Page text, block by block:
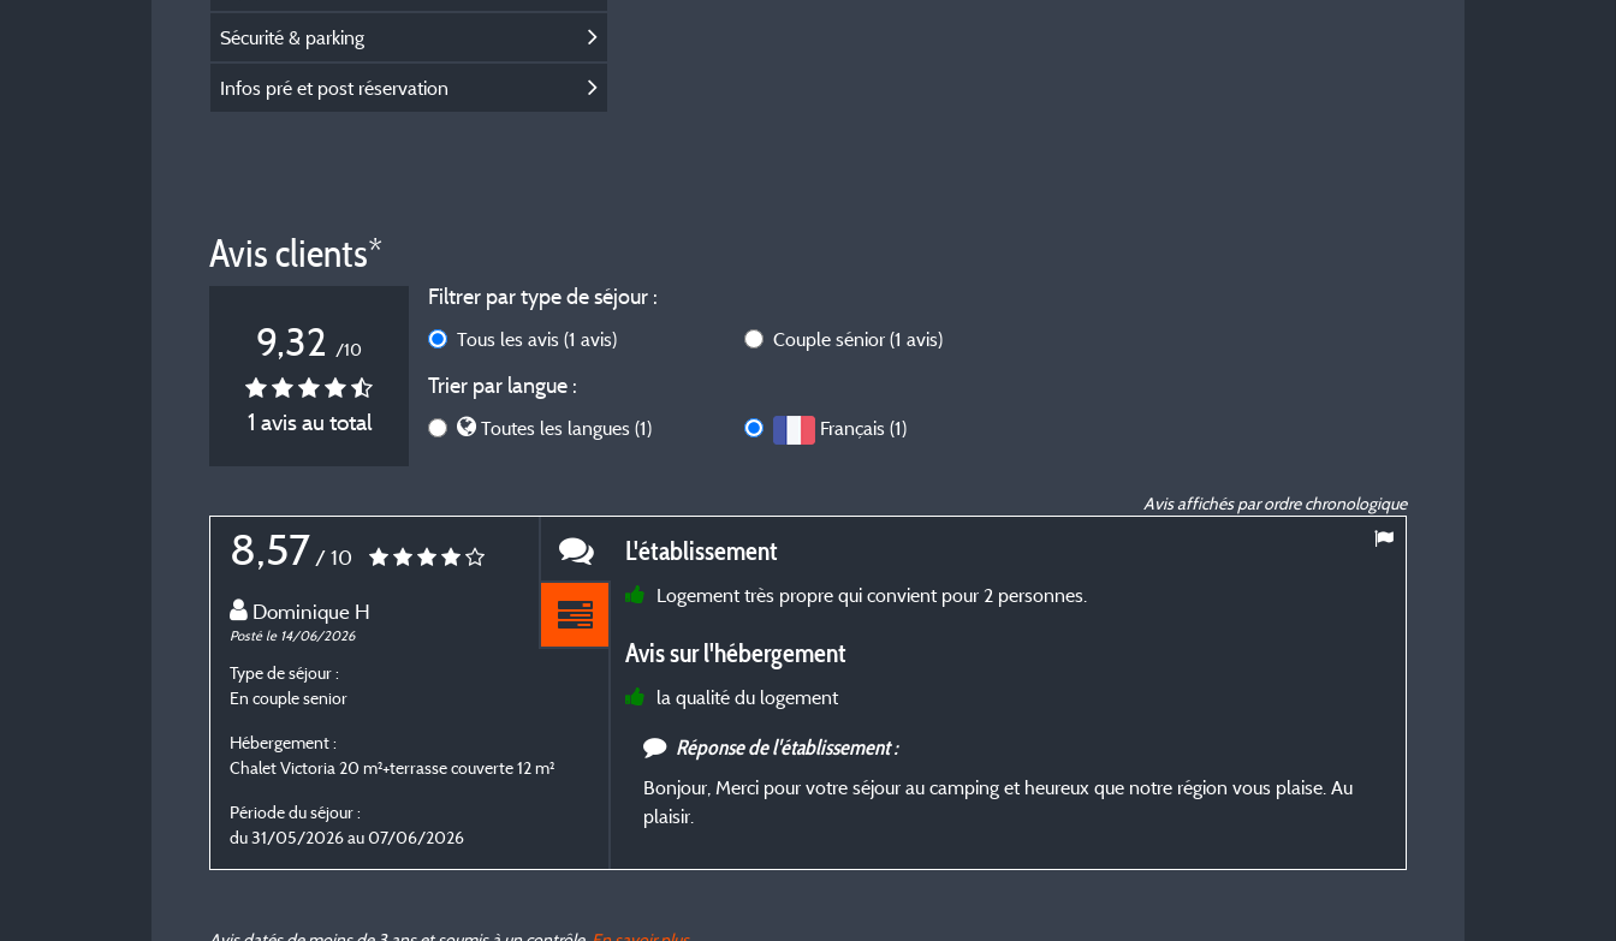
Sécurité & parking
Infos pré et post réservation
Avis clients*
9,32 /10
1 avis au total
Filtrer par type de séjour :
Tous les avis (1 avis) Couple sénior(1 avis)
Trier par langue :
Toutes les langues (1) Français (1)
Avis affichés par ordre chronologique
8,57 / 10
Dominique H
Posté le 14/06/2026
Type de séjour :
En couple senior
Hébergement :
Chalet Victoria 20 m²+terrasse couverte 12 m²
Période du séjour :
du 31/05/2026 au 07/06/2026
L'établissement
Logement très propre qui convient pour 2 personnes.
Avis sur l'hébergement
la qualité du logement
Réponse de l'établissement :
Bonjour, Merci pour votre séjour au camping et heureux que notre région vous plaise. Au
plaisir.